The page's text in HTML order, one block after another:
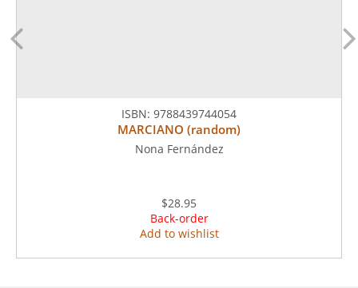
ISBN: 9788439744054
MARCIANO (random)
Nona Fernández
$28.95
Back-order
Add to wishlist